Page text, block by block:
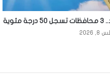
2026